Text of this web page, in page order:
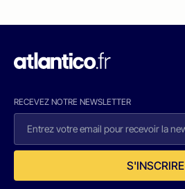
RECEVEZ NOTRE NEWSLETTER
S'INSCRIRE